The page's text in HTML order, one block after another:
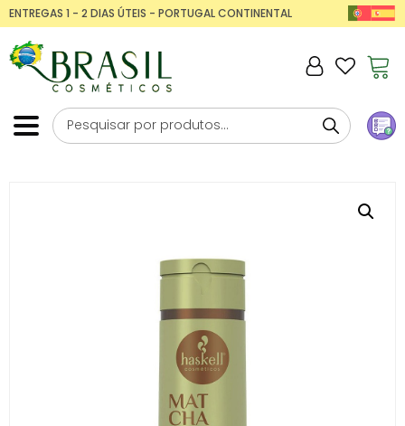
ENTREGAS 1 - 2 DIAS ÚTEIS - PORTUGAL CONTINENTAL